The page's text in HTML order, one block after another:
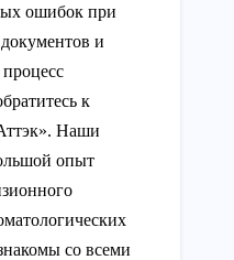
ошибок при
и
к
Наши
опыт
со всеми